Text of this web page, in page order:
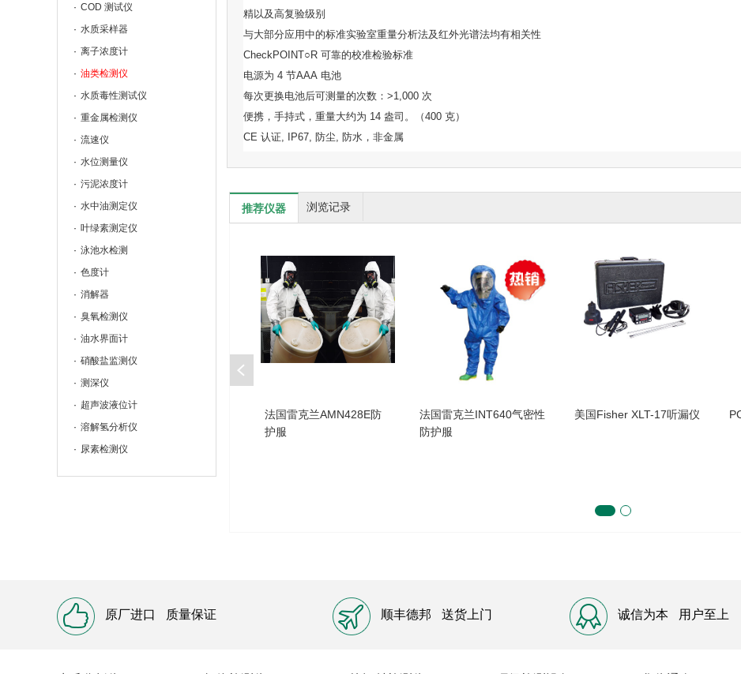
COD 测试仪
水质采样器
离子浓度计
油类检测仪
水质毒性测试仪
重金属检测仪
流速仪
水位测量仪
污泥浓度计
水中油测定仪
叶绿素测定仪
泳池水检测
色度计
消解器
臭氧检测仪
油水界面计
硝酸盐监测仪
测深仪
超声波液位计
溶解氢分析仪
尿素检测仪
精以及高复验级别
与大部分应用中的标准实验室重量分析法及红外光谱法均有相关性
CheckPOINT○R 可靠的校准检验标准
电源为 4 节AAA 电池
每次更换电池后可测量的次数： >1,000 次
便携，手持式，重量大约为 14 盎司。（400 克）
CE 认证, IP67, 防尘, 防水，非金属
推荐仪器 浏览记录
达
雷克兰ict660 A级气密性
防化服
英国DIVERSE
MF300H+磁力仪
英国DIVERSE MF500M
原厂进口 质量保证 顺丰德邦 送货上门 诚信为本 用户至上